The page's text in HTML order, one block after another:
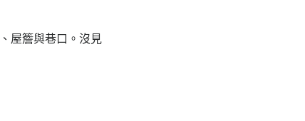
屋簷與巷口。沒見